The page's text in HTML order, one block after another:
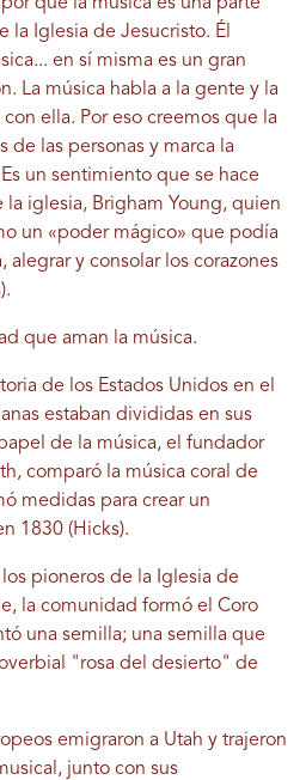
la Iglesia de Jesucristo. Él
en sí misma es un gran
La música habla a la gente y la
ella. Por eso creemos que la
de las personas y marca la
un sentimiento que se hace
iglesia, Brigham Young, quien
un «poder mágico» que podía
alegrar y consolar los corazones
que aman la música.
de los Estados Unidos en el
estaban divididas en sus
de la música, el fundador
comparó la música coral de
medidas para crear un
1830 (Hicks).
pioneros de la Iglesia de
la comunidad formó el Coro
una semilla; una semilla que
"rosa del desierto" de
emigraron a Utah y trajeron
junto con sus